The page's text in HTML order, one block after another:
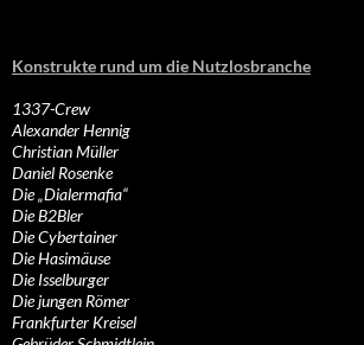
Konstrukte rund um die Nutzlosbranche
1337-Crew
Alexander Hennig
Christian Müller
Daniel Rosenke
Die „Dialermafia“
Die B2Bler
Die Cybertainer
Die Hasimäuse
Die Isselburger
Die jungen Römer
Frankfurter Kreisel